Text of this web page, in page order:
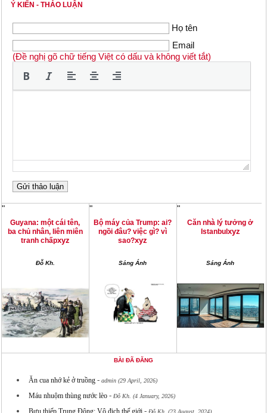
Ý KIẾN - THẢO LUẬN
Họ tên
Email
(Đề nghị gõ chữ tiếng Việt có dấu và không viết tắt)
"
Guyana: một cái tên,
ba chủ nhân, liên miên
tranh chấpxyz
Đỗ Kh.
"
Bộ máy của Trump: ai?
ngồi đâu? việc gì? vì
sao?xyz
Sáng Ánh
"
Căn nhà lý tưởng ở
Istanbul xyz
Sáng Ánh
BÀI ĐÃ ĐĂNG
Ăn cua nhớ kẻ ở truồng- admin (29 April, 2026)
Máu nhuộm thùng nước lèo- Đỗ Kh. (4 January, 2026)
-